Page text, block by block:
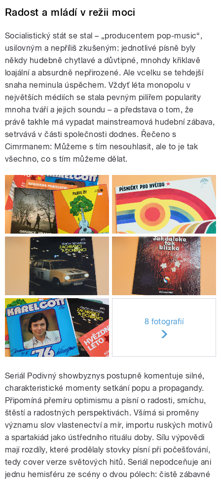
Radost a mládí v režii moci
Socialistický stát se stal – „producentem pop-music“,
usilovným a nepříliš zkušeným: jednotlivé písně byly
někdy hudebně chytlavé a důvtipné, mnohdy křiklavě
loajální a absurdně nepřirozené. Ale vcelku se tehdejší
snaha neminula úspěchem. Vždyť léta monopolu v
největších médiích se stala pevným pilířem popularity
mnoha tváří a jejich soundu – a představa o tom, že
právě takhle má vypadat mainstreamová hudební zábava,
setrvává v části společnosti dodnes. Řečeno s
Cimrmanem: Můžeme s tím nesouhlasit, ale to je tak
všechno, co s tím můžeme dělat.
8 fotografií
Seriál Podivný showbyznys postupně komentuje silné,
charakteristické momenty setkání popu a propagandy.
Připomíná přemíru optimismu a písní o radosti, smíchu,
štěstí a radostných perspektivách. Všímá si proměny
významu slov vlastenectví a mír, importu ruských motivů
a spartakiád jako ústředního rituálu doby. Sílu výpovědi
mají rozdíly, které prodělaly stovky písní při počešťování,
tedy cover verze světových hitů. Seriál nepodceňuje ani
jednu hemisféru ze scény o dvou pólech: čistě zábavné